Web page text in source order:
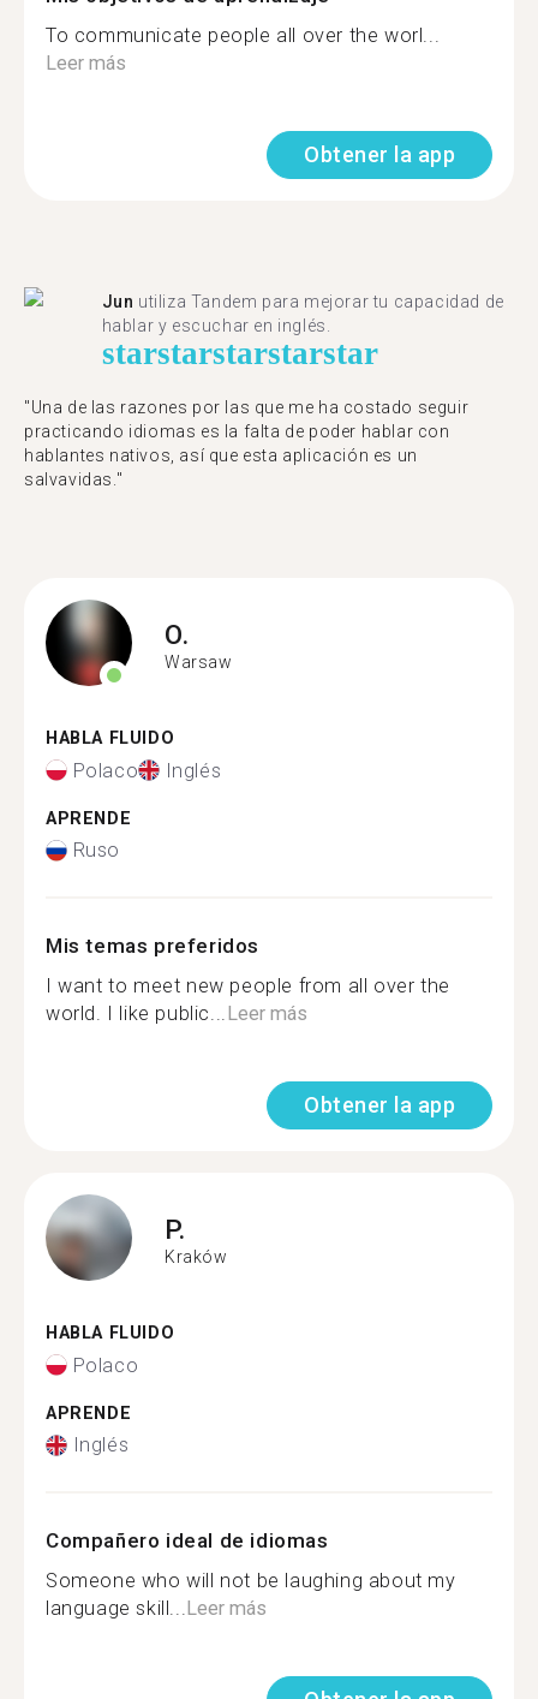
To communicate people all over the worl...
Leer más
Obtener la app
Jun utiliza Tandem para mejorar tu capacidad de
hablar y escuchar en inglés.
starstarstarstarstar
"Una de las razones por las que me ha costado seguir
practicando idiomas es la falta de poder hablar con
hablantes nativos, así que esta aplicación es un
salvavidas."
O.
Warsaw
HABLA FLUIDO
Polaco Inglés
APRENDE
Ruso
Mis temas preferidos
I want to meet new people from all over the
world. I like public...Leer más
Obtener la app
P.
Kraków
HABLA FLUIDO
Polaco
APRENDE
Inglés
Compañero ideal de idiomas
Someone who will not be laughing about my
language skill...Leer más